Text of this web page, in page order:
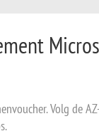
Volg de